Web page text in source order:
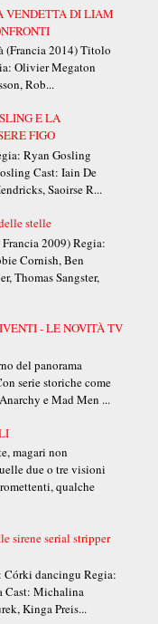
VENDETTA DI LIAM
(Francia 2014) Titolo
Olivier Megaton
Rob...
E LA
FIGO
Ryan Gosling
Cast: Iain De
Saoirse R...
stelle
2009) Regia:
Cornish, Ben
Thomas Sangster,
- LE NOVITÀ TV
del panorama
serie storiche come
e Mad Men ...
magari non
due o tre visioni
qualche
sirene serial stripper
dancingu Regia:
Cast: Michalina
Kinga Preis...